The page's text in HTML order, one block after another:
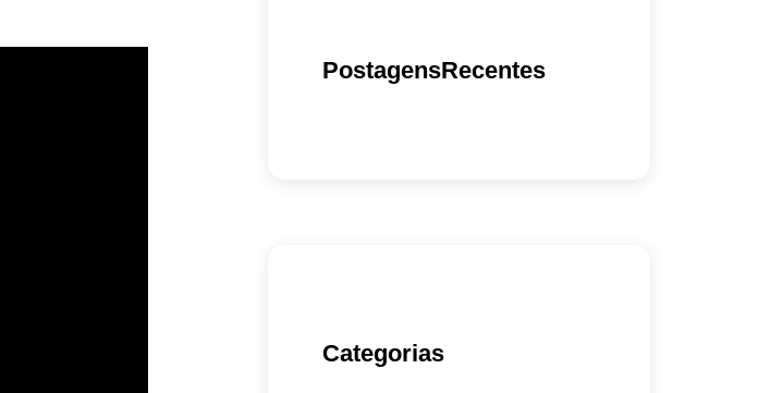
PostagensRecentes
Categorias